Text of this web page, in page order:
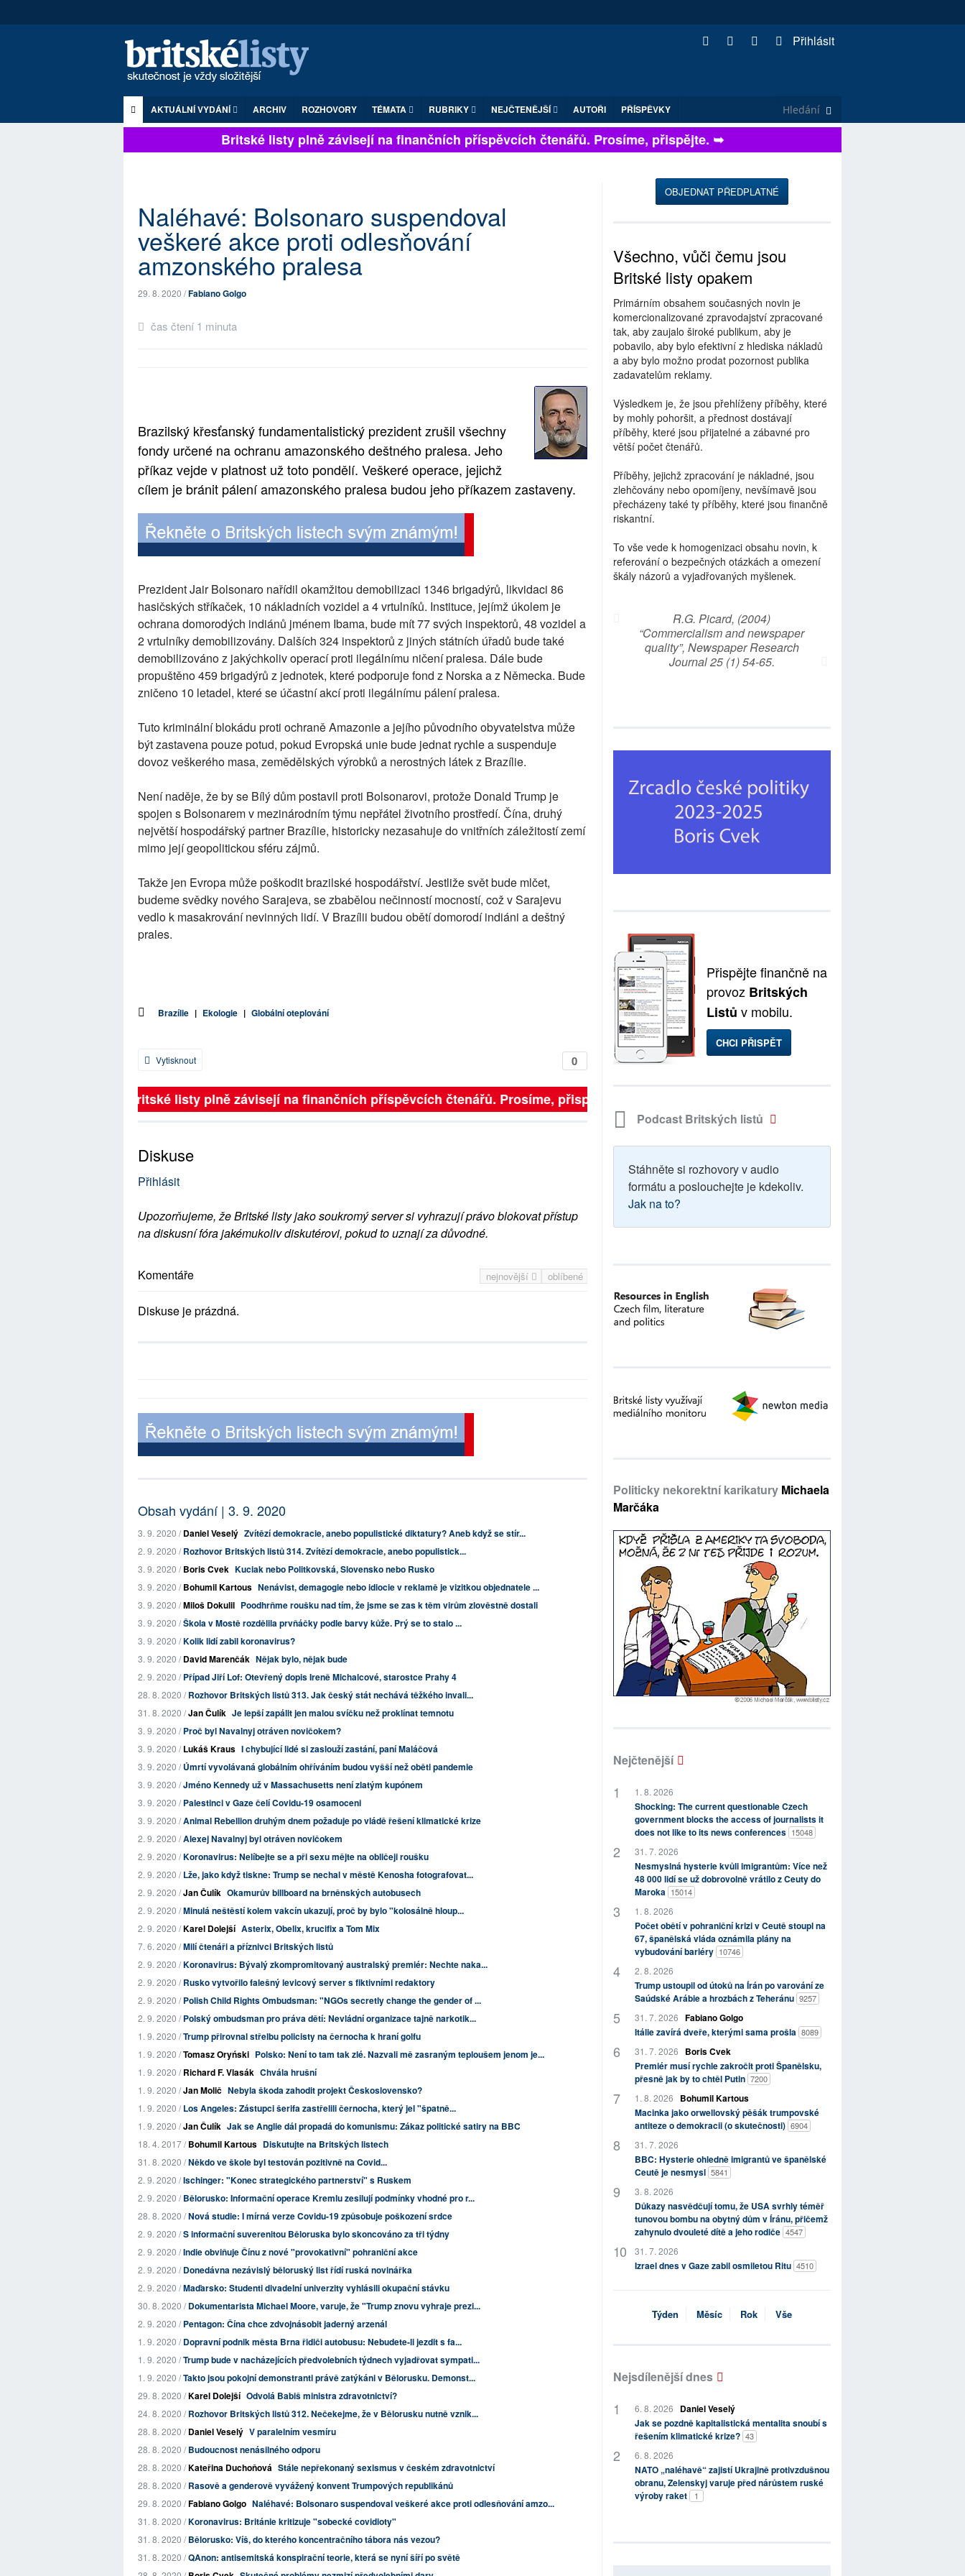
Přihlásit
AKTUÁLNÍ VYDÁNÍ ARCHIV ROZHOVORY TÉMATA RUBRIKY NEJČTENĚJŠÍ AUTOŘI PŘÍSPĚVKY
Britské listy plně závisejí na finančních příspěvcích čtenářů. Prosíme, přispějte. ➥
Naléhavé: Bolsonaro suspendoval
veškeré akce proti odlesňování
amzonského pralesa
29. 8. 2020 /Fabiano Golgo
čas čtení 1 minuta
Brazilský křesťanský fundamentalistický prezident zrušil všechny
fondy určené na ochranu amazonského deštného pralesa. Jeho
příkaz vejde v platnost už toto pondělí. Veškeré operace, jejichž
cílem je bránit pálení amazonského pralesa budou jeho příkazem zastaveny.
Prezident Jair Bolsonaro nařídil okamžitou demobilizaci 1346 brigadýrů, likvidaci 86
hasičských stříkaček, 10 nákladních vozidel a 4 vrtulníků. Instituce, jejímž úkolem je
ochrana domorodých indiánů jménem Ibama, bude mít 77 svých inspektorů, 48 vozidel a
2 vrtulníky demobilizovány. Dalších 324 inspektorů z jiných státních úřadů bude také
demobilizováno z jakýchkoliv operací proti ilegálnímu ničení pralesa. Dále bude
propuštěno 459 brigadýrů z jednotek, které podporuje fond z Norska a z Německa. Bude
zničeno 10 letadel, které se účastní akcí proti ilegálnímu pálení pralesa.
Tuto kriminální blokádu proti ochraně Amazonie a jejího původního obyvatelstva může
být zastavena pouze potud, pokud Evropská unie bude jednat rychle a suspenduje
dovoz veškerého masa, zemědělských výrobků a nerostných látek z Brazílie.
Není naděje, že by se Bílý dům postavil proti Bolsonarovi, protože Donald Trump je
spojen s Bolsonarem v mezinárodním týmu nepřátel životního prostředí. Čína, druhý
největší hospodářský partner Brazílie, historicky nezasahuje do vnitřních záležitostí zemí
mimo její geopolitickou sféru zájmů.
Takže jen Evropa může poškodit brazilské hospodářství. Jestliže svět bude mlčet,
budeme svědky nového Sarajeva, se zbabělou nečinností mocností, což v Sarajevu
vedlo k masakrování nevinných lidí. V Brazílii budou obětí domorodí indiáni a deštný
prales.
Brazílie | Ekologie | Globální oteplování
0
Vytisknout
Britské listy plně závisejí na finančních příspěvcích čtenářů. Prosíme, přispějte. ➥
Diskuse
Přihlásit
Upozorňujeme, že Britské listy jako soukromý server si vyhrazují právo blokovat přístup
na diskusní fóra jakémukoliv diskutérovi, pokud to uznají za důvodné.
nejnovější oblíbené
Komentáře
Diskuse je prázdná.
Obsah vydání | 3. 9. 2020
3. 9. 2020 /Daniel Veselý Zvítězí demokracie, anebo populistické diktatury? Aneb když se stír...
2. 9. 2020 /Rozhovor Britských listů 314. Zvítězí demokracie, anebo populistick...
3. 9. 2020 /Boris Cvek Kuciak nebo Politkovská, Slovensko nebo Rusko
3. 9. 2020 /Bohumil Kartous Nenávist, demagogie nebo idiocie v reklamě je vizitkou objednatele ...
3. 9. 2020 /Miloš Dokulil Poodhrňme roušku nad tím, že jsme se zas k těm virům zlověstně dostali
3. 9. 2020 /Škola v Mostě rozdělila prvňáčky podle barvy kůže. Prý se to stalo ...
3. 9. 2020 /Kolik lidí zabil koronavirus?
3. 9. 2020 /David Marenčák Nějak bylo, nějak bude
2. 9. 2020 /Případ Jiří Lof: Otevřený dopis Ireně Michalcové, starostce Prahy 4
28. 8. 2020 /Rozhovor Britských listů 313. Jak český stát nechává těžkého invali...
31. 8. 2020 /Jan Čulík Je lepší zapálit jen malou svíčku než proklínat temnotu
3. 9. 2020 /Proč byl Navalnyj otráven novičokem?
3. 9. 2020 /Lukáš Kraus I chybující lidé si zaslouží zastání, paní Maláčová
3. 9. 2020 /Úmrtí vyvolávaná globálním ohříváním budou vyšší než oběti pandemie
3. 9. 2020 /Jméno Kennedy už v Massachusetts není zlatým kupónem
3. 9. 2020 /Palestinci v Gaze čelí Covidu-19 osamoceni
3. 9. 2020 /Animal Rebellion druhým dnem požaduje po vládě řešení klimatické krize
2. 9. 2020 /Alexej Navalnyj byl otráven novičokem
2. 9. 2020 /Koronavirus: Nelíbejte se a při sexu mějte na obličeji roušku
2. 9. 2020 /Lže, jako když tiskne: Trump se nechal v městě Kenosha fotografovat...
2. 9. 2020 /Jan Čulík Okamurův billboard na brněnských autobusech
2. 9. 2020 /Minulá neštěstí kolem vakcín ukazují, proč by bylo "kolosálně hloup...
2. 9. 2020 /Karel Dolejší Asterix, Obelix, krucifix a Tom Mix
7. 6. 2020 /Milí čtenáři a příznivci Britských listů
2. 9. 2020 /Koronavirus: Bývalý zkompromitovaný australský premiér: Nechte naka...
2. 9. 2020 /Rusko vytvořilo falešný levicový server s fiktivními redaktory
2. 9. 2020 /Polish Child Rights Ombudsman: "NGOs secretly change the gender of ...
2. 9. 2020 /Polský ombudsman pro práva dětí: Nevládní organizace tajně narkotik...
1. 9. 2020 /Trump přirovnal střelbu policisty na černocha k hraní golfu
1. 9. 2020 /Tomasz Oryński Polsko: Není to tam tak zlé. Nazvali mě zasraným teploušem jenom je...
1. 9. 2020 /Richard F. Vlasák Chvála hrušní
1. 9. 2020 /Jan Molič Nebyla škoda zahodit projekt Československo?
1. 9. 2020 /Los Angeles: Zástupci šerifa zastřelili černocha, který jel "špatně...
1. 9. 2020 /Jan Čulík Jak se Anglie dál propadá do komunismu: Zákaz politické satiry na BBC
18. 4. 2017 /Bohumil Kartous Diskutujte na Britských listech
31. 8. 2020 /Někdo ve škole byl testován pozitivně na Covid...
2. 9. 2020 /Ischinger: "Konec strategického partnerství" s Ruskem
2. 9. 2020 /Bělorusko: Informační operace Kremlu zesilují podmínky vhodné pro r...
28. 8. 2020 /Nová studie: I mírná verze Covidu-19 způsobuje poškození srdce
2. 9. 2020 /S informační suverenitou Běloruska bylo skoncováno za tři týdny
2. 9. 2020 /Indie obviňuje Čínu z nové "provokativní" pohraniční akce
2. 9. 2020 /Donedávna nezávislý běloruský list řídí ruská novinářka
2. 9. 2020 /Maďarsko: Studenti divadelní univerzity vyhlásili okupační stávku
30. 8. 2020 /Dokumentarista Michael Moore, varuje, že "Trump znovu vyhraje prezi...
2. 9. 2020 /Pentagon: Čína chce zdvojnásobit jaderný arzenál
1. 9. 2020 /Dopravní podnik města Brna řidiči autobusu: Nebudete-li jezdit s fa...
1. 9. 2020 /Trump bude v nacházejících předvolebních týdnech vyjadřovat sympati...
1. 9. 2020 /Takto jsou pokojní demonstranti právě zatýkáni v Bělorusku. Demonst...
29. 8. 2020 /Karel Dolejší Odvolá Babiš ministra zdravotnictví?
24. 8. 2020 /Rozhovor Britských listů 312. Nečekejme, že v Bělorusku nutně vznik...
28. 8. 2020 /Daniel Veselý V paralelním vesmíru
28. 8. 2020 /Budoucnost nenásilného odporu
28. 8. 2020 /Kateřina Duchoňová Stále nepřekonaný sexismus v českém zdravotnictví
28. 8. 2020 /Rasově a genderově vyvážený konvent Trumpových republikánů
29. 8. 2020 /Fabiano Golgo Naléhavé: Bolsonaro suspendoval veškeré akce proti odlesňování amzo...
31. 8. 2020 /Koronavirus: Británie kritizuje "sobecké covidioty"
31. 8. 2020 /Bělorusko: Víš, do kterého koncentračního tábora nás vezou?
31. 8. 2020 /QAnon: antisemitská konspirační teorie, která se nyní šíří po světě
OBJEDNAT PŘEDPLATNÉ
Všechno, vůči čemu jsou
Britské listy opakem
Primárním obsahem současných novin je
komercionalizované zpravodajství zpracované
tak, aby zaujalo široké publikum, aby je
pobavilo, aby bylo efektivní z hlediska nákladů
a aby bylo možno prodat pozornost publika
zadavatelům reklamy.
Výsledkem je, že jsou přehlíženy příběhy, které
by mohly pohoršit, a přednost dostávají
příběhy, které jsou přijatelné a zábavné pro
větší počet čtenářů.
Příběhy, jejichž zpracování je nákladné, jsou
zlehčovány nebo opomíjeny, nevšímavě jsou
přecházeny také ty příběhy, které jsou finančně
riskantní.
To vše vede k homogenizaci obsahu novin, k
referování o bezpečných otázkách a omezení
škály názorů a vyjadřovaných myšlenek.
R.G. Picard, (2004)
“Commercialism and newspaper
quality”, Newspaper Research
Journal 25 (1) 54-65.
Přispějte finančně na
provoz Britských
Listů v mobilu.
CHCI PŘISPĚT
Podcast Britských listů
Stáhněte si rozhovory v audio
formátu a poslouchejte je kdekoliv.
Jak na to?
Politicky nekorektní karikatury Michaela
Marčáka
Nejčtenější
1. 8. 2026
Shocking: The current questionable Czech
government blocks the access of journalists it
does not like to its news conferences 15048
31. 7. 2026
Nesmyslná hysterie kvůli imigrantům: Více než
48 000 lidí se už dobrovolně vrátilo z Ceuty do
Maroka 15014
1. 8. 2026
Počet obětí v pohraniční krizi v Ceutě stoupl na
67, španělská vláda oznámila plány na
vybudování bariéry 10746
2. 8. 2026
Trump ustoupil od útoků na Írán po varování ze
Saúdské Arábie a hrozbách z Teheránu 9257
31. 7. 2026 Fabiano Golgo
Itálie zavírá dveře, kterými sama prošla 8089
31. 7. 2026
Boris Cvek
Premiér musí rychle zakročit proti Španělsku,
přesně jak by to chtěl Putin 7200
1. 8. 2026
Bohumil Kartous
Macinka jako orwellovský pěšák trumpovské
antiteze o demokracii (o skutečnosti) 6904
31. 7. 2026
BBC: Hysterie ohledně imigrantů ve španělské
Ceutě je nesmysl 5841
3. 8. 2026
Důkazy nasvědčují tomu, že USA svrhly téměř
tunovou bombu na obytný dům v Íránu, přičemž
zahynulo dvouleté dítě a jeho rodiče 4547
31. 7. 2026
Izrael dnes v Gaze zabil osmiletou Ritu 4510
Týden Měsíc Rok Vše
Nejsdílenější dnes
6. 8. 2026
Daniel Veselý
Jak se pozdně kapitalistická mentalita snoubí s
řešením klimatické krize? 43
6. 8. 2026
NATO „naléhavě“ zajistí Ukrajině protivzdušnou
obranu, Zelenskyj varuje před nárůstem ruské
výroby raket
1